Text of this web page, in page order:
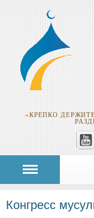
«КРЕПКО
Конгресс